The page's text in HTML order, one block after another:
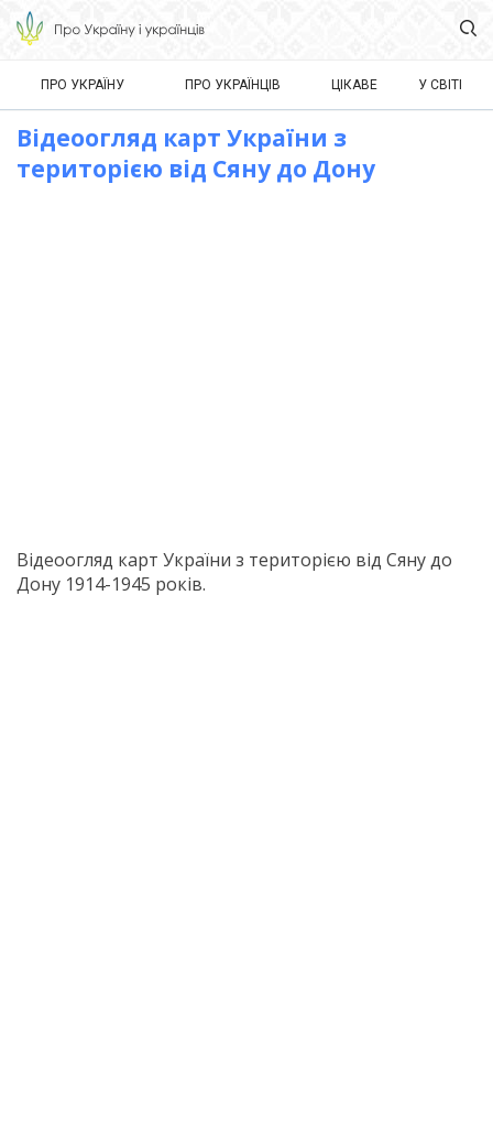
ПРО УКРАЇНУ ПРО УКРАЇНЦІВ ЦІКАВЕ У СВІТІ
Відеоогляд карт України з
територією від Сяну до Дону
Відеоогляд карт України з територією від Сяну до
Дону 1914-1945 років.